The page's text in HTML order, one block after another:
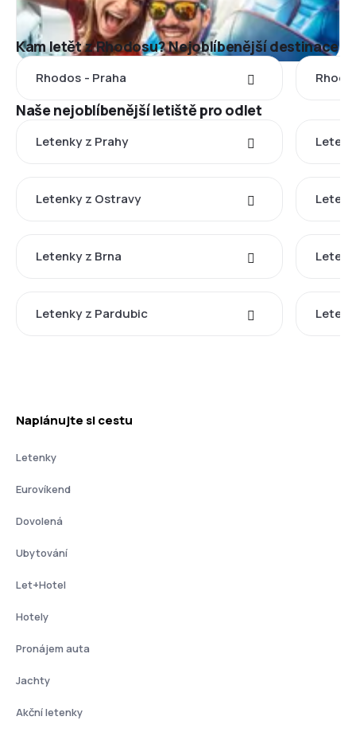
Kam letět z Rhodosu? Nejoblíbenější destinace
Rhodos - Praha
Naše nejoblíbenější letiště pro odlet
Letenky z Prahy
Letenky z Ostravy
Letenky z Brna
Letenky z Pardubic
Naplánujte si cestu
Letenky
Eurovíkend
Dovolená
Ubytování
Let+Hotel
Hotely
Pronájem auta
Jachty
Akční letenky